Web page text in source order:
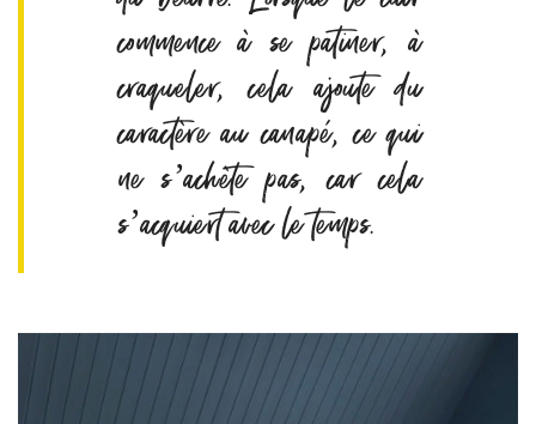
commence à se patiner, à
craqueler, cela ajoute du
caractère au canapé, ce qui
ne s’achète pas, car cela
s’acquiert avec le temps.